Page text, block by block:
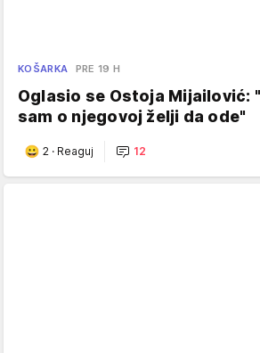
KOŠARKA PRE 19 H
Oglasio se Ostoja Mijailović:
sam o njegovoj želji da ode"
2 · Reaguj 12